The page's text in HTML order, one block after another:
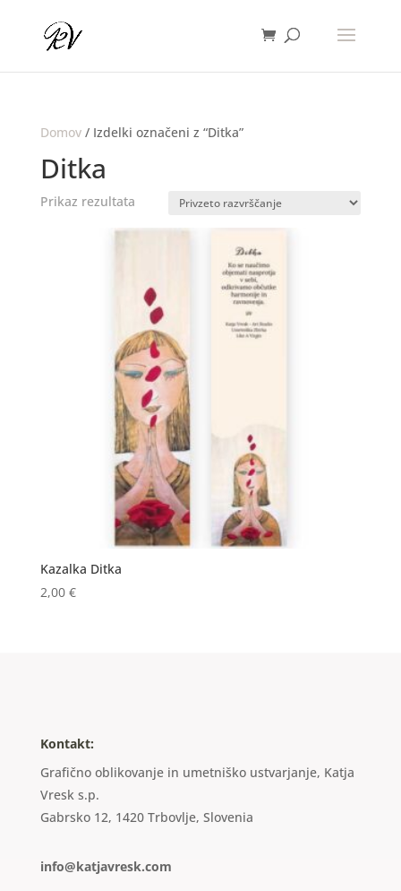
Domov/ Izdelki označeni z “Ditka”
Ditka
Prikaz rezultata
Kazalka Ditka
2,00 €
Kontakt:
Grafično oblikovanje in umetniško ustvarjanje, Katja
Vresk s.p.
Gabrsko 12, 1420 Trbovlje, Slovenia
info@katjavresk.com